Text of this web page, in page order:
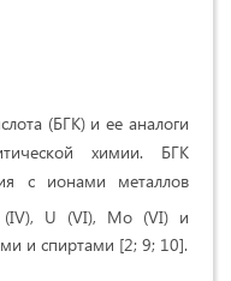
(БГК) и ее аналоги
химии. БГК
с ионами металлов
U (VI), Mo (VI) и
и спиртами [2; 9; 10].